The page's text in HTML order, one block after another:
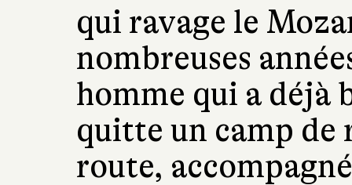
qui ravage le
nombreuses
homme qui a déjà
quitte un camp de
route,